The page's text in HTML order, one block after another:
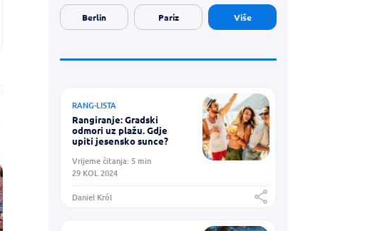
Berlin Paríz Više
RANG-LISTA
Rangiranje: Gradski
odmori uz plažu. Gdje
upiti jesensko sunce?
Vrijeme čitanja: 5 min
29 KOL 2024
Daniel Król